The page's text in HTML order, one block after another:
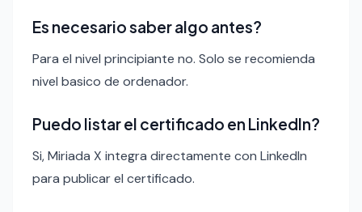
Es necesario saber algo antes?
Para el nivel principiante no. Solo se recomienda
nivel basico de ordenador.
Puedo listar el certificado en LinkedIn?
Si, Miriada X integra directamente con LinkedIn
para publicar el certificado.